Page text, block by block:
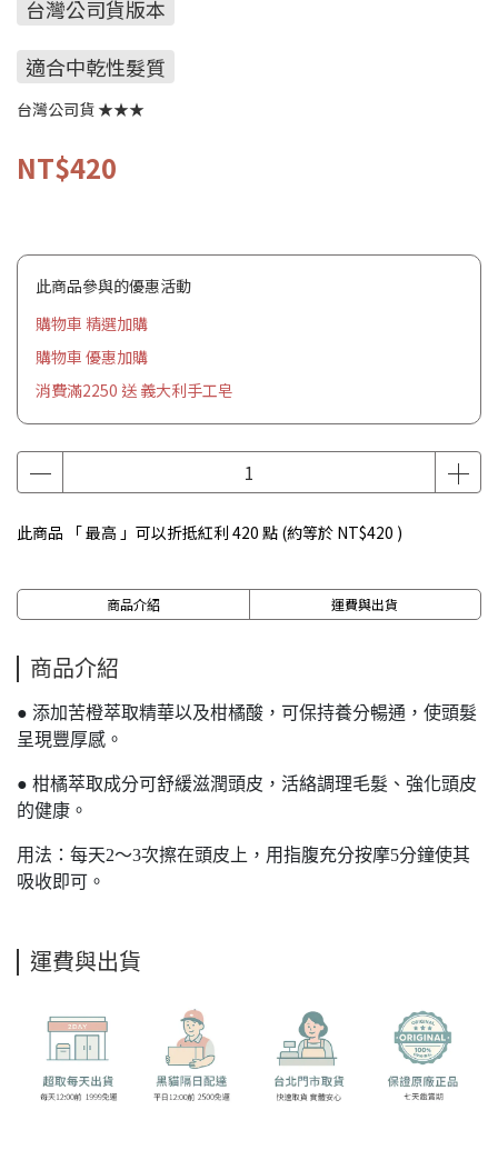
台灣公司貨版本
適合中乾性髮質
台灣公司貨 ★★★
NT$420
此商品參與的優惠活動
購物車 精選加購
購物車 優惠加購
消費滿2250 送 義大利手工皂
此商品 「 最高 」可以折抵紅利 420 點 (約等於 NT$420 )
商品介紹 運費與出貨
商品介紹
● 添加苦橙萃取精華以及柑橘酸，可保持養分暢通，使頭髮
呈現豐厚感。
● 柑橘萃取成分可舒緩滋潤頭皮，活絡調理毛髮、強化頭皮
的健康。
用法：每天2～3次擦在頭皮上，用指腹充分按摩5分鐘使其
吸收即可。
運費與出貨